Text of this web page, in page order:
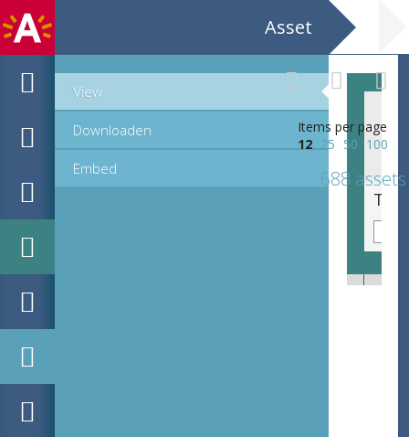
Asset
View
Downloaden
Embed
Items per page
12
25 50 100
688 assets